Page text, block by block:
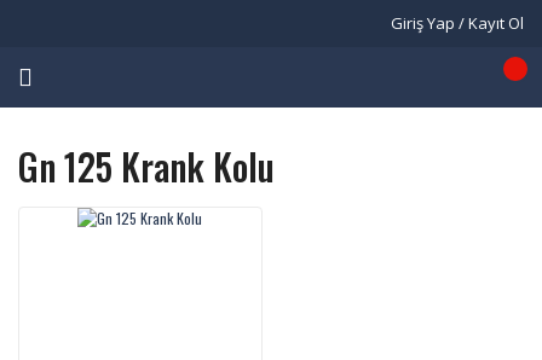
Giriş Yap / Kayıt Ol
Gn 125 Krank Kolu